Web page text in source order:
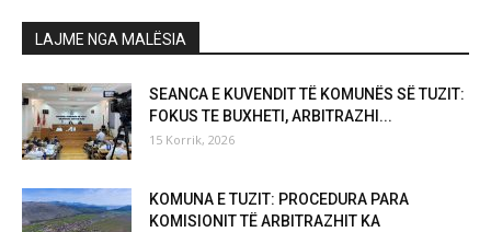
LAJME NGA MALËSIA
SEANCA E KUVENDIT TË KOMUNËS SË TUZIT:
FOKUS TE BUXHETI, ARBITRAZHI...
15 Korrik, 2026
KOMUNA E TUZIT: PROCEDURA PARA
KOMISIONIT TË ARBITRAZHIT KA